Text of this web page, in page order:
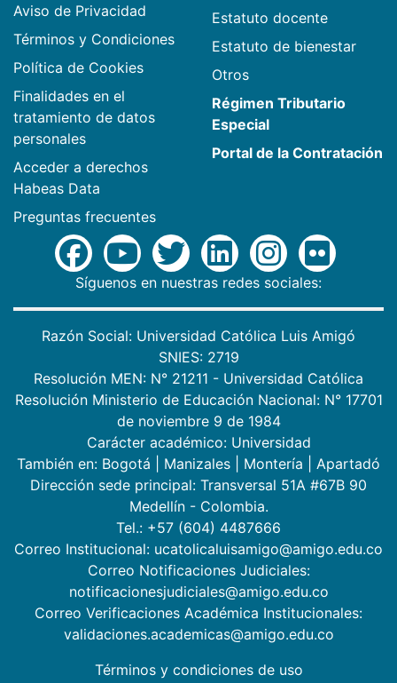
Aviso de Privacidad
Términos y Condiciones
Política de Cookies
Finalidades en el
tratamiento de datos
personales
Acceder a derechos
Habeas Data
Preguntas frecuentes
Estatuto docente
Estatuto de bienestar
Otros
Régimen Tributario
Especial
Portal de la Contratación
Síguenos en nuestras redes sociales:
Razón Social: Universidad Católica Luis Amigó
SNIES: 2719
Resolución MEN: N° 21211 - Universidad Católica
Resolución Ministerio de Educación Nacional: N° 17701
de noviembre 9 de 1984
Carácter académico: Universidad
También en: Bogotá Manizales Montería
Apartadó
Dirección sede principal: Transversal 51A #67B 90
Medellín - Colombia.
Tel.: +57 (604) 4487666
Correo Institucional: ucatolicaluisamigo@amigo.edu.co
Correo Notificaciones Judiciales:
notificacionesjudiciales@amigo.edu.co
Correo Verificaciones Académica Institucionales:
validaciones.academicas@amigo.edu.co
Términos y condiciones de uso